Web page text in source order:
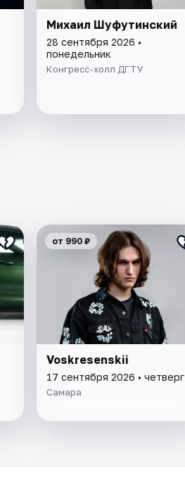
Михаил Шуфутинский
28 сентября 2026 •
понедельник
Конгресс-холл ДГТУ
от 990 ₽
Voskresenskii
17 сентября 2026 • четверг
Самара